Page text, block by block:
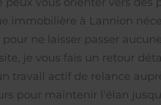
immobilière à Lannion
ne laisser passer
je vous fais un retour
travail actif de relance
pour maintenir l'élan